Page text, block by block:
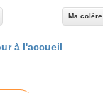
Ma
à l'accueil